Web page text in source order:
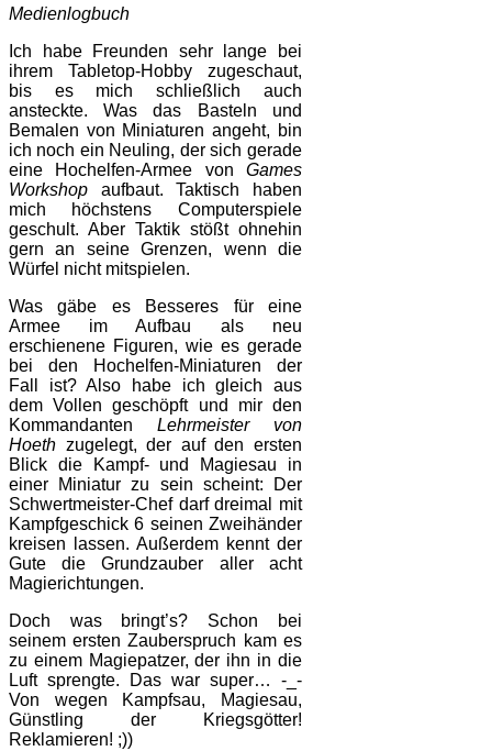
Medienlogbuch
Ich habe Freunden sehr lange bei
ihrem Tabletop-Hobby zugeschaut,
bis es mich schließlich auch
ansteckte. Was das Basteln und
Bemalen von Miniaturen angeht, bin
ich noch ein Neuling, der sich gerade
eine Hochelfen-Armee von Games
Workshop aufbaut. Taktisch haben
mich höchstens Computerspiele
geschult. Aber Taktik stößt ohnehin
gern an seine Grenzen, wenn die
Würfel nicht mitspielen.
Was gäbe es Besseres für eine
Armee im Aufbau als neu
erschienene Figuren, wie es gerade
bei den Hochelfen-Miniaturen der
Fall ist? Also habe ich gleich aus
dem Vollen geschöpft und mir den
Kommandanten Lehrmeister von
Hoeth zugelegt, der auf den ersten
Blick die Kampf- und Magiesau in
einer Miniatur zu sein scheint: Der
Schwertmeister-Chef darf dreimal mit
Kampfgeschick 6 seinen Zweihänder
kreisen lassen. Außerdem kennt der
Gute die Grundzauber aller acht
Magierichtungen.
Doch was bringt’s? Schon bei
seinem ersten Zauberspruch kam es
zu einem Magiepatzer, der ihn in die
Luft sprengte. Das war super… -_-
Von wegen Kampfsau, Magiesau,
Günstling der Kriegsgötter!
Reklamieren! ;))